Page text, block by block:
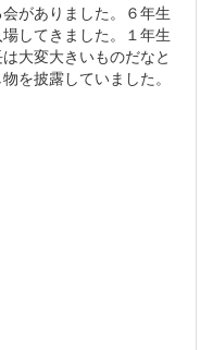
がありました。６年生
してきました。１年生
大変大きいものだなと
を披露していました。